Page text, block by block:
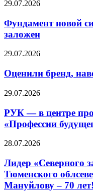
29.07.2026
Фундамент новой
заложен
29.07.2026
Оценили бренд,
29.07.2026
РУК — в центре
«Профессии
28.07.2026
Лидер «Северного
Тюменского
Мануйлову – 70 лет!